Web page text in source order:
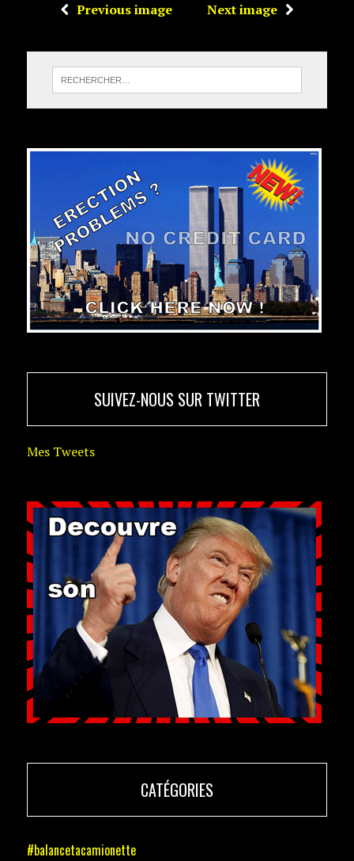
Previous image Next image
SUIVEZ-NOUS SUR TWITTER
Mes Tweets
CATÉGORIES
#balancetacamionette